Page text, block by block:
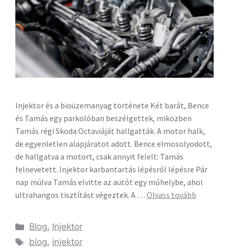
Injektor és a bioüzemanyag története Két barát, Bence
és Tamás egy parkolóban beszélgettek, miközben
Tamás régi Skoda Octaviáját hallgatták. A motor halk,
de egyenletlen alapjáratot adott. Bence elmosolyodott,
de hallgatva a motort, csak annyit felelt: Tamás
felnevetett. Injektor karbantartás lépésről lépésre Pár
nap múlva Tamás elvitte az autót egy műhelybe, ahol
ultrahangos tisztítást végeztek. A … Olvass tovább
Blog, Injektor
blog, injektor